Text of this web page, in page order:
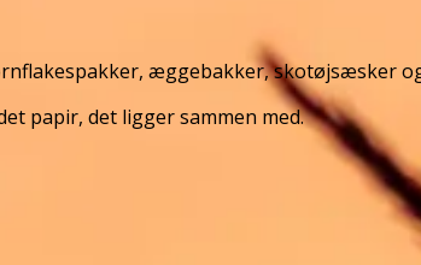
æggebakker, skotøjsæsker
papir, det ligger sammen med.